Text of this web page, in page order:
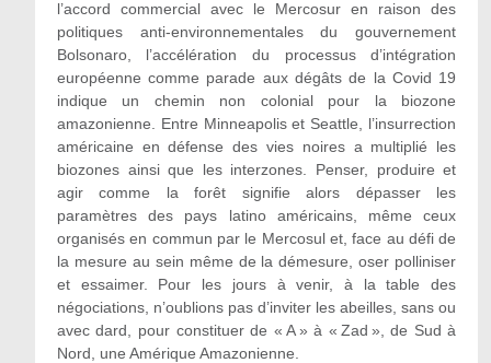
l’accord commercial avec le Mercosur en raison des
politiques anti-environnementales du gouvernement
Bolsonaro, l’accélération du processus d’intégration
européenne comme parade aux dégâts de la Covid 19
indique un chemin non colonial pour la biozone
amazonienne. Entre Minneapolis et Seattle, l’insurrection
américaine en défense des vies noires a multiplié les
biozones ainsi que les interzones. Penser, produire et
agir comme la forêt signifie alors dépasser les
paramètres des pays latino américains, même ceux
organisés en commun par le Mercosul et, face au défi de
la mesure au sein même de la démesure, oser polliniser
et essaimer. Pour les jours à venir, à la table des
négociations, n’oublions pas d’inviter les abeilles, sans ou
avec dard, pour constituer de « A » à « Zad », de Sud à
Nord, une Amérique Amazonienne.